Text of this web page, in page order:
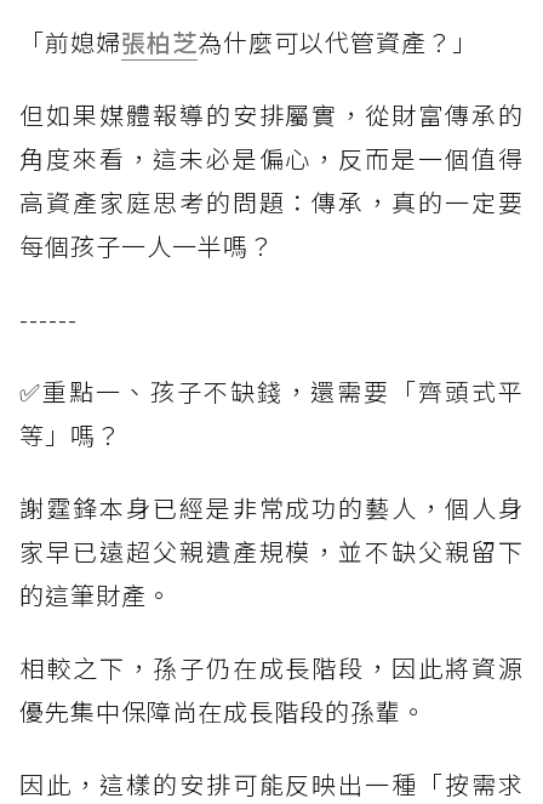
「前媳婦張柏芝為什麼可以代管資產？」
但如果媒體報導的安排屬實，從財富傳承的
角度來看，這未必是偏心，反而是一個值得
高資產家庭思考的問題：傳承，真的一定要
每個孩子一人一半嗎？
------
✅重點一、孩子不缺錢，還需要「齊頭式平
等」嗎？
謝霆鋒本身已經是非常成功的藝人，個人身
家早已遠超父親遺產規模，並不缺父親留下
的這筆財產。
相較之下，孫子仍在成長階段，因此將資源
優先集中保障尚在成長階段的孫輩。
因此，這樣的安排可能反映出一種「按需求